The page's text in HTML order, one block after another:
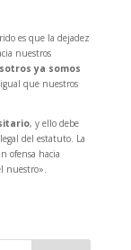
es que la dejadez
nuestros
ya somos
que nuestros
, y ello debe
del estatuto. La
ofensa hacia
nuestro».